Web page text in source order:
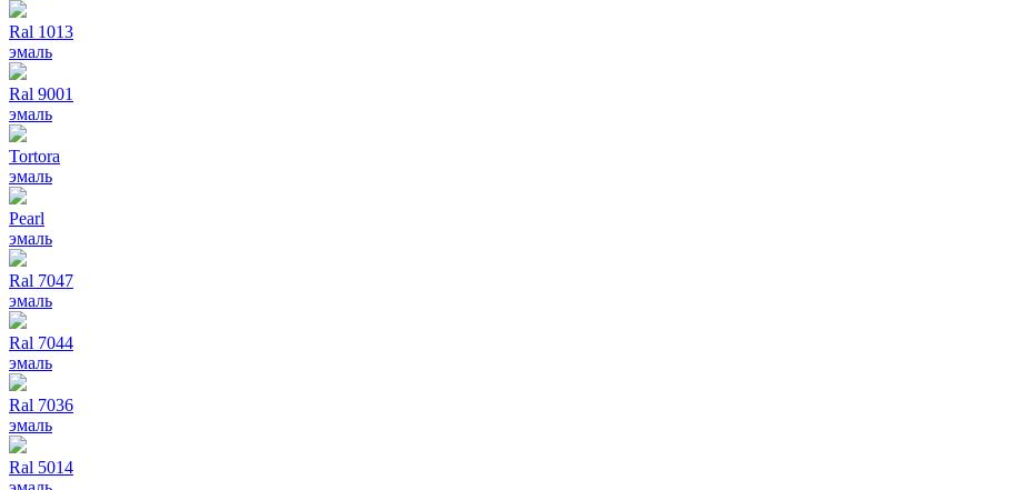
Ral 1013
эмаль
Ral 9001
эмаль
Tortora
эмаль
Pearl
эмаль
Ral 7047
эмаль
Ral 7044
эмаль
Ral 7036
эмаль
Ral 5014